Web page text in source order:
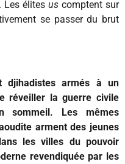
Les élites us comptent sur
se passer du brut
djihadistes armés à un
réveiller la guerre civile
sommeil. Les mêmes
arment des jeunes
les villes du pouvoir
revendiquée par les